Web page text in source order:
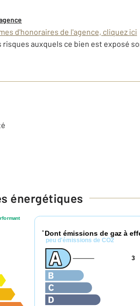
d'honoraires de l'agence, cliquez ici
auxquels ce bien est exposé
énergétiques
* Dont émissions de gaz à
peu d'émissions de CO2
3